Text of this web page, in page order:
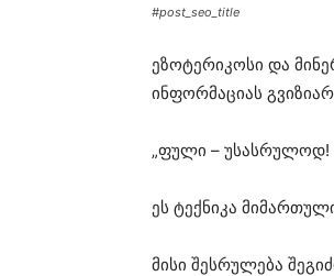
#post_seo_title
ეზოტერიკოსი და
ინფორმაციას
„ფული – უსასრულოდ!
ეს ტექნიკა
მისი შესრულება